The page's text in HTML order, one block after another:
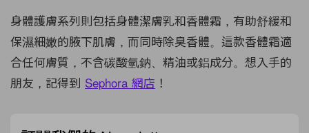
身體護膚系列則包括身體潔膚乳和香體霜，有助舒緩和
保濕細嫩的腋下肌膚，而同時除臭香體。這款香體霜適
合任何膚質，不含碳酸氫鈉、精油或鋁成分。想入手的
朋友，記得到 Sephora 網店 ！